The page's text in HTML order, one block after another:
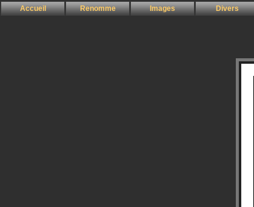
Accueil Renomme Images Divers